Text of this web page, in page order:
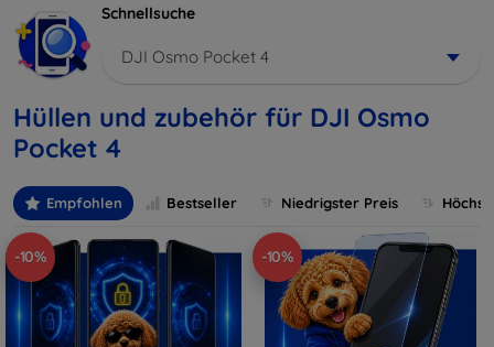
Schnellsuche
DJI Osmo Pocket 4
Hüllen und zubehör für DJI Osmo
Pocket 4
Empfohlen Bestseller Niedrigster Preis
-10% -10%